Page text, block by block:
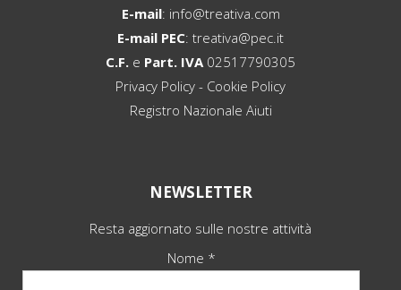
E-mail: info@treativa.com
E-mail PEC: treativa@pec.it
C.F. e Part. IVA02517790305
Privacy Policy - Cookie Policy
Registro Nazionale Aiuti
NEWSLETTER
Resta aggiornato sulle nostre attività
Nome *